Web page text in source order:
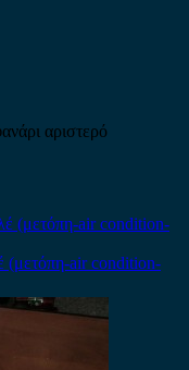
αριστερό
(μετόπη-air condition-